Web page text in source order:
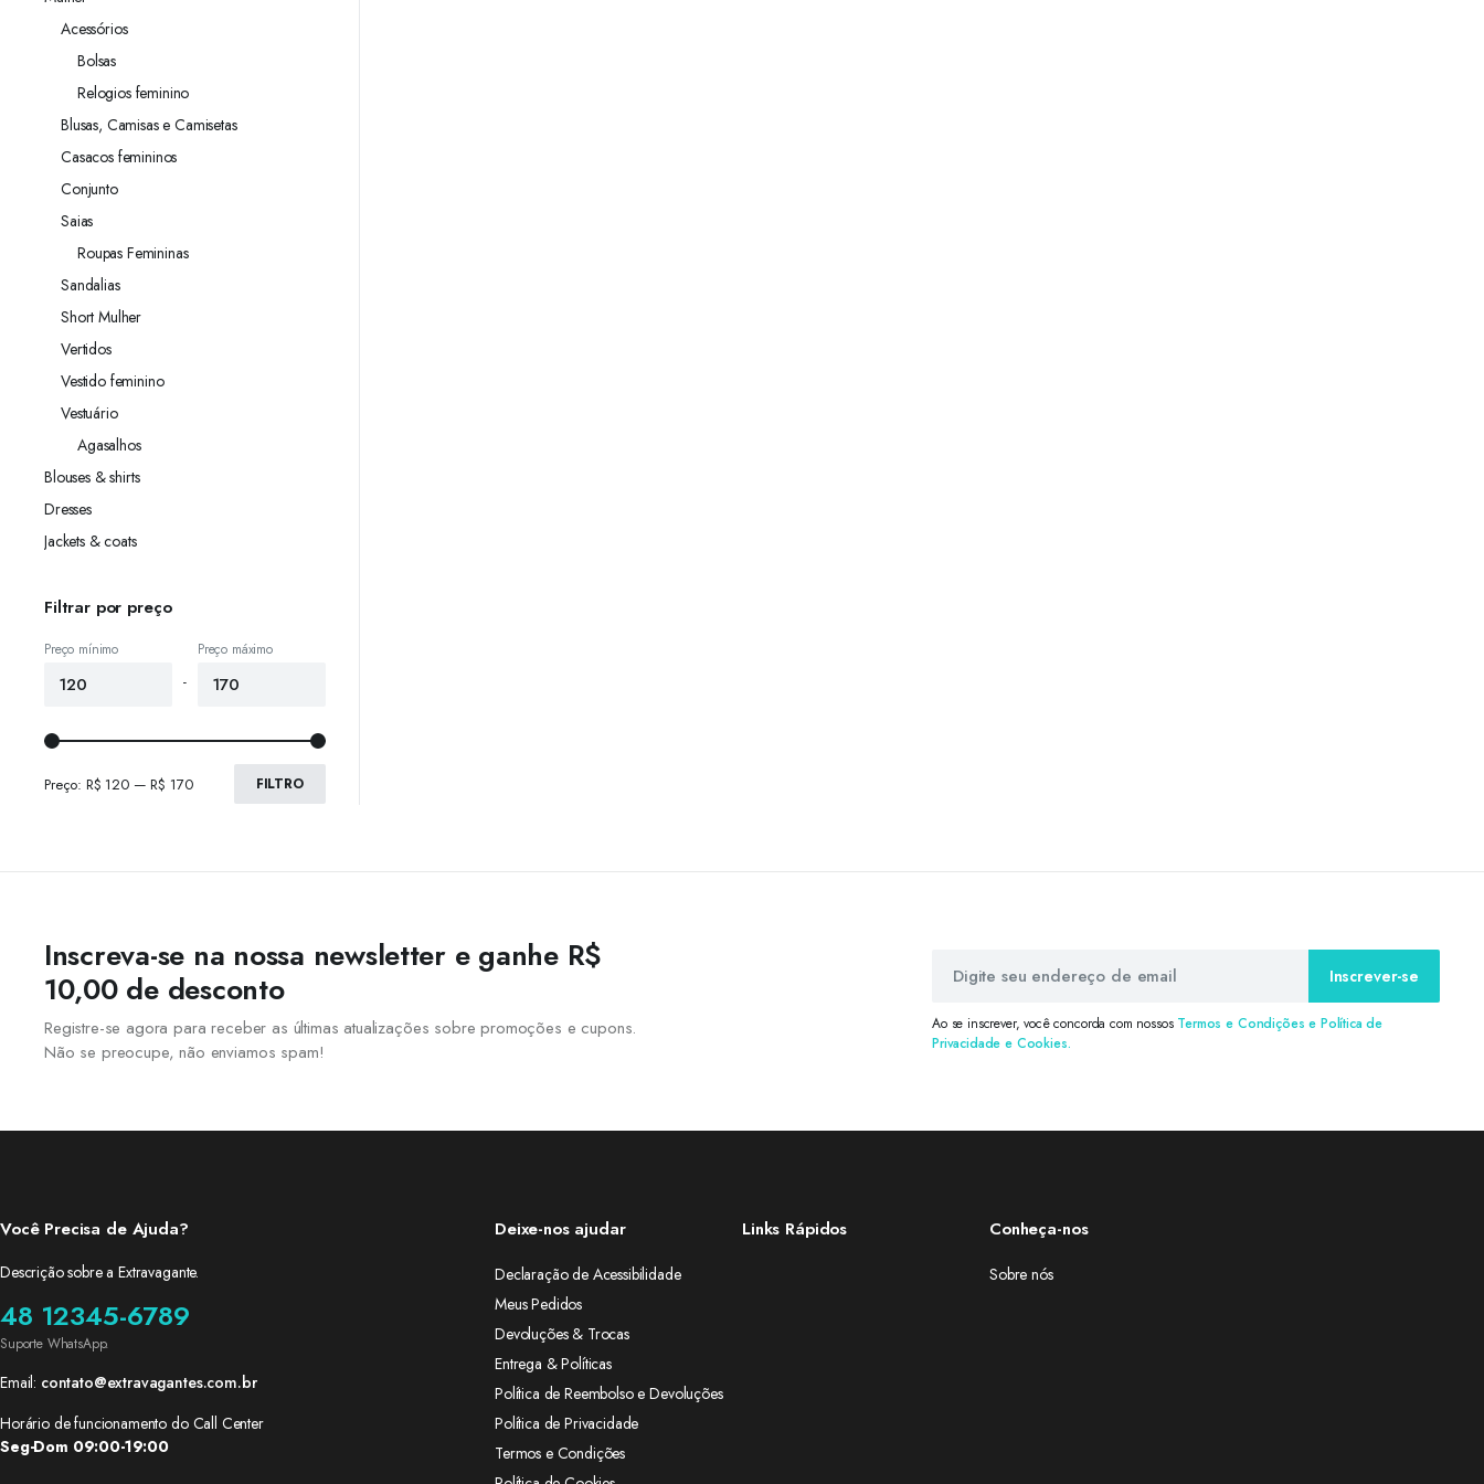
Acessórios
Bolsas
Relogios feminino
Blusas, Camisas e Camisetas
Casacos femininos
Conjunto
Saias
Roupas Femininas
Sandalias
Short Mulher
Vertidos
Vestido feminino
Vestuário
Agasalhos
Blouses & shirts
Dresses
Jackets & coats
Filtrar por preço
Preço mínimo
-
Preço máximo
FILTRO
Preço: R$ 120—R$ 170
Inscreva-se na nossa newsletter e ganhe R$
10,00 de desconto
Registre-se agora para receber as últimas atualizações sobre promoções e cupons.
Não se preocupe, não enviamos spam!
Inscrever-se
Ao se inscrever, você concorda com nossos Termos e Condições e Política de
Privacidade e Cookies.
Você Precisa de Ajuda?
Descrição sobre a Extravagante.
48 12345-6789
Suporte WhatsApp.
Email: contato@extravagantes.com.br
Horário de funcionamento do Call Center
Seg-Dom 09:00-19:00
Deixe-nos ajudar
Declaração de Acessibilidade
Meus Pedidos
Devoluções & Trocas
Entrega & Políticas
Política de Reembolso e Devoluções
Política de Privacidade
Termos e Condições
Links Rápidos Conheça-nos
Sobre nós